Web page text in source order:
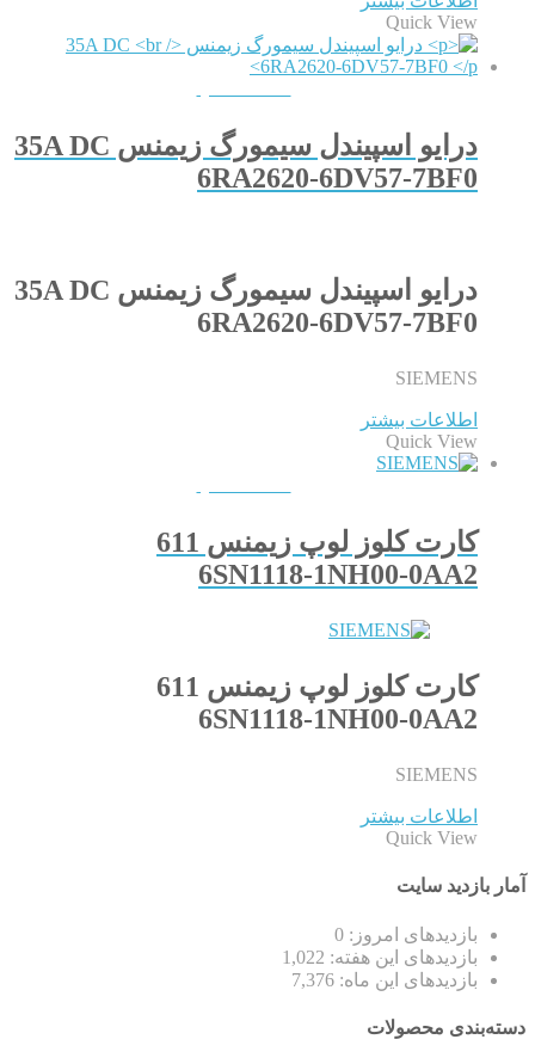
Quick View
درایو اسپیندل سیمورگ زیمنس 35A DC
6RA2620-6DV57-7BF0
درایو اسپیندل سیمورگ زیمنس 35A DC
6RA2620-6DV57-7BF0
SIEMENS
اطلاعات بیشتر
Quick View
کارت کلوز لوپ زیمنس 611
6SN1118-1NH00-0AA2
کارت کلوز لوپ زیمنس 611
6SN1118-1NH00-0AA2
SIEMENS
اطلاعات بیشتر
Quick View
آمار بازدید سایت
بازدیدهای امروز: 0
بازدیدهای این هفته: 1,022
بازدیدهای این ماه: 7,376
دسته‌بندی محصولات